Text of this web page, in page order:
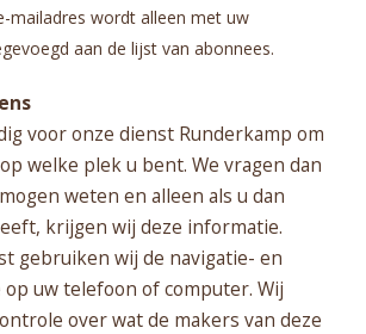
mailadres wordt alleen met uw
aan de lijst van abonnees.
voor onze dienst Runderkamp om
welke plek u bent. We vragen dan
weten en alleen als u dan
krijgen wij deze informatie.
gebruiken wij de navigatie- en
uw telefoon of computer. Wij
over wat de makers van deze